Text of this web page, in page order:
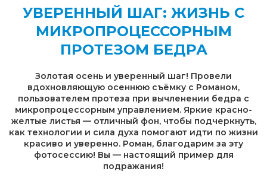
УВЕРЕННЫЙ ШАГ: ЖИЗНЬ С
МИКРОПРОЦЕССОРНЫМ
ПРОТЕЗОМ БЕДРА
Золотая осень и уверенный шаг! Провели
вдохновляющую осеннюю съёмку с Романом,
пользователем протеза при вычленении бедра с
микропроцессорным управлением. Яркие красно-
желтые листья — отличный фон, чтобы подчеркнуть,
как технологии и сила духа помогают идти по жизни
красиво и уверенно. Роман, благодарим за эту
фотосессию! Вы — настоящий пример для
подражания!